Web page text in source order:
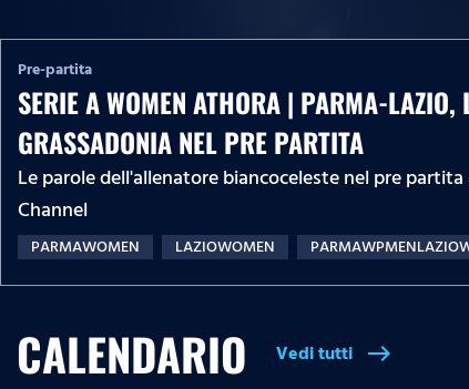
Pre-partita
SERIE A WOMEN ATHORA | PARMA-LAZIO,
GRASSADONIA NEL PRE PARTITA
Le parole dell'allenatore biancoceleste nel pre
Channel
PARMAWOMEN LAZIOWOMEN
CALENDARIO Vedi tutti east